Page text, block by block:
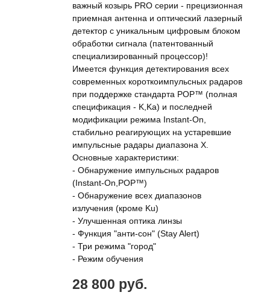
важный козырь PRO серии - прецизионная
приемная антенна и оптический лазерный
детектор с уникальным цифровым блоком
обработки сигнала (патентованный
специализированный процессор)!
Имеется функция детектирования всех
современных короткоимпульсных радаров
при поддержке стандарта POP™ (полная
спецификация - K,Ka) и последней
модификации режима Instant-On,
стабильно реагирующих на устаревшие
импульсные радары диапазона X.
Основные характеристики:
- Обнаружение импульсных радаров
(Instant-On,POP™)
- Обнаружение всех диапазонов
излучения (кроме Ku)
- Улучшенная оптика линзы
- Функция "анти-сон" (Stay Alert)
- Три режима "город"
- Режим обучения
28 800 руб.